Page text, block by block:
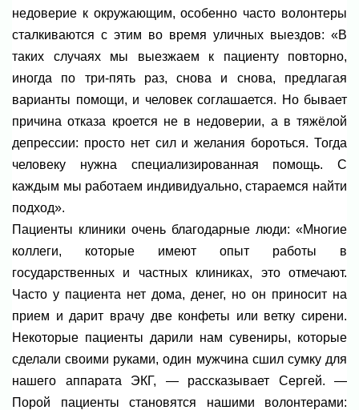
недоверие к окружающим, особенно часто волонтеры
сталкиваются с этим во время уличных выездов: «В
таких случаях мы выезжаем к пациенту повторно,
иногда по три-пять раз, снова и снова, предлагая
варианты помощи, и человек соглашается. Но бывает
причина отказа кроется не в недоверии, а в тяжёлой
депрессии: просто нет сил и желания бороться. Тогда
человеку нужна специализированная помощь. С
каждым мы работаем индивидуально, стараемся найти
подход».
Пациенты клиники очень благодарные люди: «Многие
коллеги, которые имеют опыт работы в
государственных и частных клиниках, это отмечают.
Часто у пациента нет дома, денег, но он приносит на
прием и дарит врачу две конфеты или ветку сирени.
Некоторые пациенты дарили нам сувениры, которые
сделали своими руками, один мужчина сшил сумку для
нашего аппарата ЭКГ, — рассказывает Сергей. —
Порой пациенты становятся нашими волонтерами: